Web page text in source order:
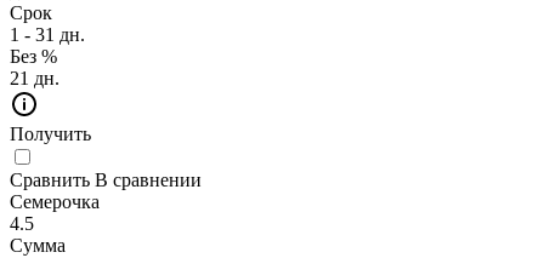
Срок
1 - 31 дн.
Без %
21 дн.
Получить
Сравнить В сравнении
Семерочка
4.5
Сумма